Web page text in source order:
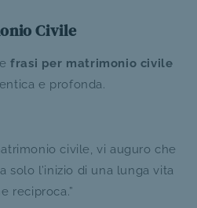
Civile
frasi per matrimonio civile
e profonda.
civile, vi auguro che
solo l’inizio di una lunga vita
reciproca.”